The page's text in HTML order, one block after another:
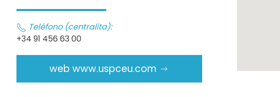
Teléfono (centralita):
+34 91 456 63 00
web www.uspceu.com